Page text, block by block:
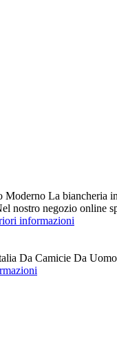
La biancheria
nostro negozio online
informazioni
Da Camicie Da